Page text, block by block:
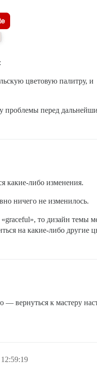
цветовую палитру, и
проблемы перед
какие-либо изменения.
ничего не изменилось.
то дизайн темы
на какие-либо другие
— вернуться к мастеру